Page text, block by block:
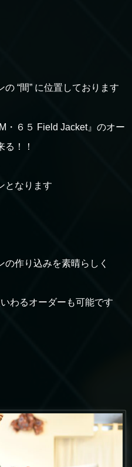
“間” に位置しております
・６５ Field Jacket』のオー
る！！
となります
の作り込みを素晴らしく
わるオーダーも可能です